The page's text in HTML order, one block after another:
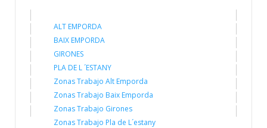
ALT EMPORDA
BAIX EMPORDA
GIRONES
PLA DE L ´ESTANY
Zonas Trabajo Alt Emporda
Zonas Trabajo Baix Emporda
Zonas Trabajo Girones
Zonas Trabajo Pla de L´estany